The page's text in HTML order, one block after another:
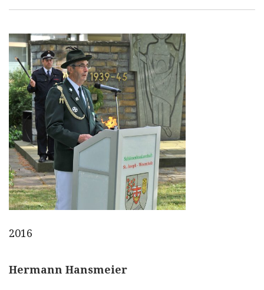
2016
Hermann Hansmeier